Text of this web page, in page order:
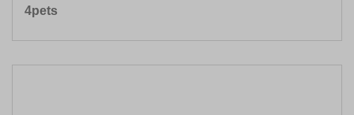
4pets